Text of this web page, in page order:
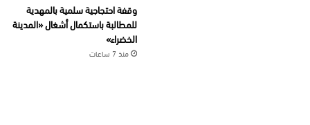
وقفة احتجاجية سلمية بالمهدية
للمطالبة باستكمال أشغال «المدينة
الخضراء»
منذ 7 ساعات